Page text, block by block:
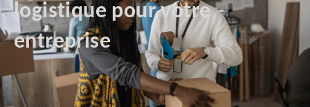
logistique pour votre
entreprise